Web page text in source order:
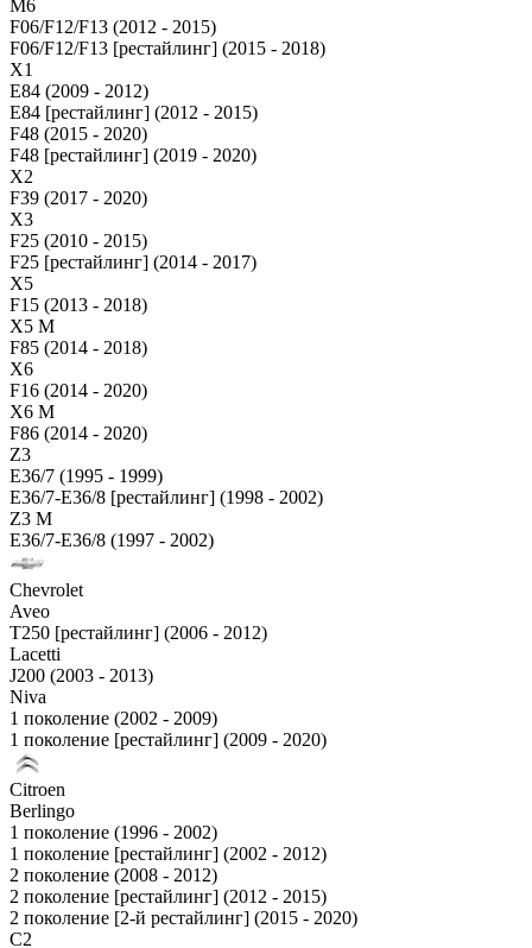
M6
F06/F12/F13 (2012 - 2015)
F06/F12/F13 [рестайлинг] (2015 - 2018)
X1
E84 (2009 - 2012)
E84 [рестайлинг] (2012 - 2015)
F48 (2015 - 2020)
F48 [рестайлинг] (2019 - 2020)
X2
F39 (2017 - 2020)
X3
F25 (2010 - 2015)
F25 [рестайлинг] (2014 - 2017)
X5
F15 (2013 - 2018)
X5 M
F85 (2014 - 2018)
X6
F16 (2014 - 2020)
X6 M
F86 (2014 - 2020)
Z3
E36/7 (1995 - 1999)
E36/7-E36/8 [рестайлинг] (1998 - 2002)
Z3 M
E36/7-E36/8 (1997 - 2002)
Chevrolet
Aveo
T250 [рестайлинг] (2006 - 2012)
Lacetti
J200 (2003 - 2013)
Niva
1 поколение (2002 - 2009)
1 поколение [рестайлинг] (2009 - 2020)
Citroen
Berlingo
1 поколение (1996 - 2002)
1 поколение [рестайлинг] (2002 - 2012)
2 поколение (2008 - 2012)
2 поколение [рестайлинг] (2012 - 2015)
2 поколение [2-й рестайлинг] (2015 - 2020)
C2